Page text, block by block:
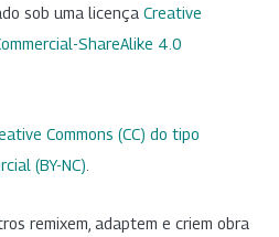
sob uma licença Creative
ShareAlike 4.0
Commons (CC) do tipo
(BY-NC)
remixem, adaptem e criem obra